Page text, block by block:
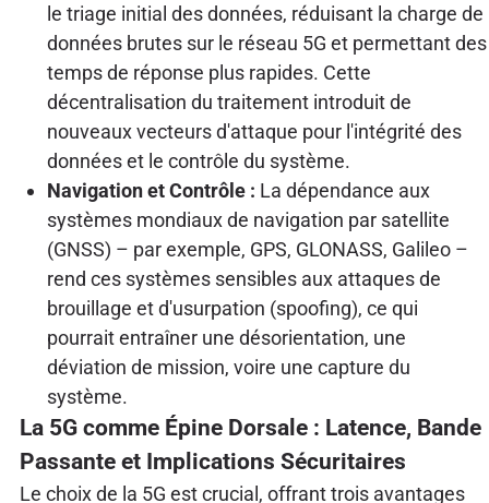
le triage initial des données, réduisant la charge de
données brutes sur le réseau 5G et permettant des
temps de réponse plus rapides. Cette
décentralisation du traitement introduit de
nouveaux vecteurs d'attaque pour l'intégrité des
données et le contrôle du système.
Navigation et Contrôle : La dépendance aux
systèmes mondiaux de navigation par satellite
(GNSS) – par exemple, GPS, GLONASS, Galileo –
rend ces systèmes sensibles aux attaques de
brouillage et d'usurpation (spoofing), ce qui
pourrait entraîner une désorientation, une
déviation de mission, voire une capture du
système.
La 5G comme Épine Dorsale : Latence, Bande
Passante et Implications Sécuritaires
Le choix de la 5G est crucial, offrant trois avantages